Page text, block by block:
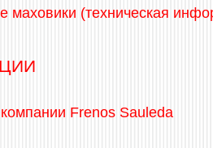
маховики (техническая
Frenos Sauleda